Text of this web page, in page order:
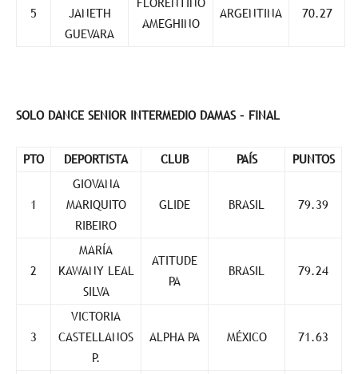
5
JANETH
GUEVARA
FLORENTINO
AMEGHINO
ARGENTINA 70.27
SOLO DANCE SENIOR INTERMEDIO DAMAS – FINAL
PTO DEPORTISTA CLUB PAÍS PUNTOS
1
GIOVANA
MARIQUITO
RIBEIRO
GLIDE BRASIL 79.39
2
MARÍA
KAWANY LEAL
SILVA
ATITUDE
PA
BRASIL 79.24
3
VICTORIA
CASTELLANOS
P.
ALPHA PA MÉXICO 71.63